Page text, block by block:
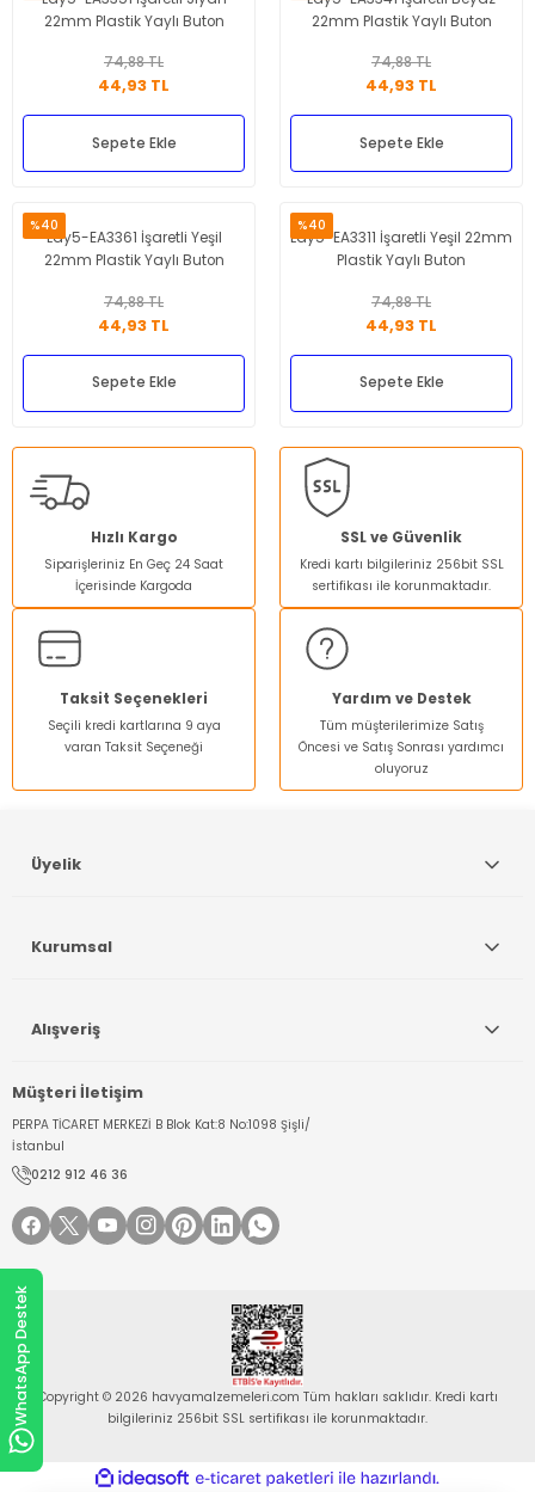
22mm Plastik Yaylı Buton
74,88 TL
44,93 TL
Sepete Ekle
22mm Plastik Yaylı Buton
74,88 TL
44,93 TL
Sepete Ekle
%40
Lay5-EA3361 İşaretli Yeşil
22mm Plastik Yaylı Buton
74,88 TL
44,93 TL
Sepete Ekle
%40
Lay5-EA3311 İşaretli Yeşil 22mm
Plastik Yaylı Buton
74,88 TL
44,93 TL
Sepete Ekle
Hızlı Kargo
Siparişleriniz En Geç 24 Saat
İçerisinde Kargoda
SSL ve Güvenlik
Kredi kartı bilgileriniz 256bit SSL
sertifikası ile korunmaktadır.
Taksit Seçenekleri
Seçili kredi kartlarına 9 aya
varan Taksit Seçeneği
Yardım ve Destek
Tüm müşterilerimize Satış
Öncesi ve Satış Sonrası yardımcı
oluyoruz
Müşteri İletişim
PERPA TİCARET MERKEZİ B Blok Kat:8 No:1098 Şişli/
İstanbul
0212 912 46 36
Üyelik
Kurumsal
Alışveriş
Copyright © 2026 havyamalzemeleri.com Tüm hakları saklıdır. Kredi kartı
bilgileriniz 256bit SSL sertifikası ile korunmaktadır.
WhatsApp Destek
ideasoft
e-